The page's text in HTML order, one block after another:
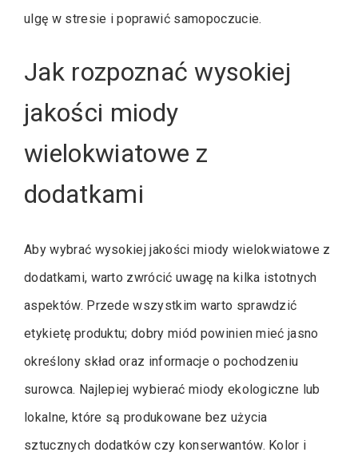
ulgę w stresie i poprawić samopoczucie.
Jak rozpoznać wysokiej
jakości miody
wielokwiatowe z
dodatkami
Aby wybrać wysokiej jakości miody wielokwiatowe z
dodatkami, warto zwrócić uwagę na kilka istotnych
aspektów. Przede wszystkim warto sprawdzić
etykietę produktu; dobry miód powinien mieć jasno
określony skład oraz informacje o pochodzeniu
surowca. Najlepiej wybierać miody ekologiczne lub
lokalne, które są produkowane bez użycia
sztucznych dodatków czy konserwantów. Kolor i